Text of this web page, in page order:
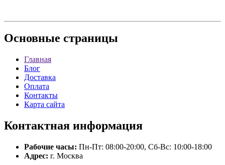
Основные страницы
Главная
Блог
Доставка
Оплата
Контакты
Карта сайта
Контактная информация
Рабочие часы: Пн-Пт: 08:00-20:00, Сб-Вс: 10:00-18:00
Адрес: г. Москва